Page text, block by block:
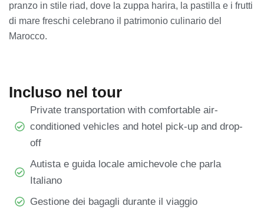
pranzo in stile riad, dove la zuppa harira, la pastilla e i frutti
di mare freschi celebrano il patrimonio culinario del
Marocco.
Incluso nel tour
Private transportation with comfortable air-
conditioned vehicles and hotel pick-up and drop-
off
Autista e guida locale amichevole che parla
Italiano
Gestione dei bagagli durante il viaggio